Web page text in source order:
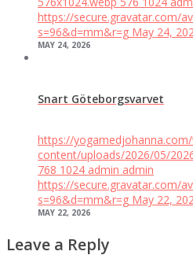
https://secure.gravatar.com/
s=96&d=mm&r=g May 24,
MAY 24, 2026
Snart Göteborgsvarvet
https://
content/uploads/2026/05/
768 1024 admin admin
https://secure.gravatar.com/
s=96&d=mm&r=g May 22,
MAY 22, 2026
Leave a Reply